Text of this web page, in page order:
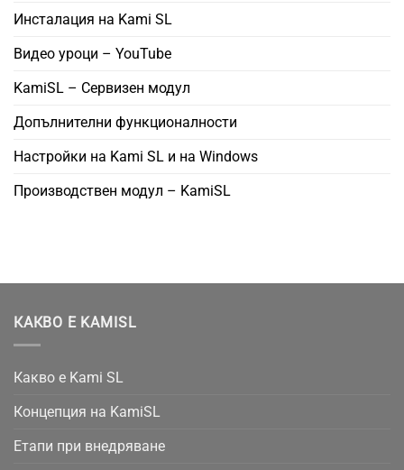
Инсталация на Kami SL
Видео уроци – YouTube
KamiSL – Сервизен модул
Допълнителни функционалности
Настройки на Kami SL и на Windows
Производствен модул – KamiSL
КАКВО Е KAMISL
Какво е Kami SL
Концепция на KamiSL
Етапи при внедряване